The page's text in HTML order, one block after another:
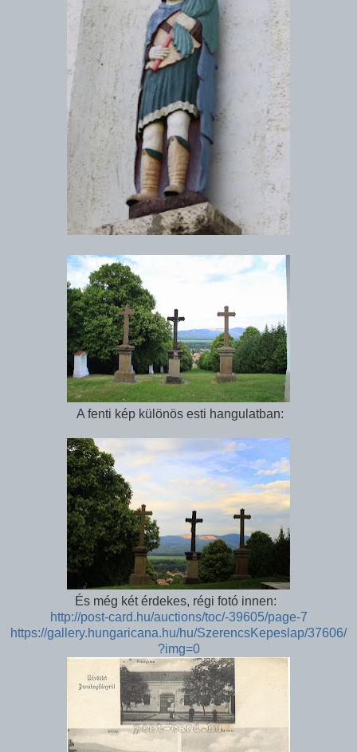
A fenti kép különös esti hangulatban:
És még két érdekes, régi fotó innen:
http://post-card.hu/auctions/toc/-39605/page-7
https://gallery.hungaricana.hu/hu/SzerencsKepeslap/37606/
?img=0